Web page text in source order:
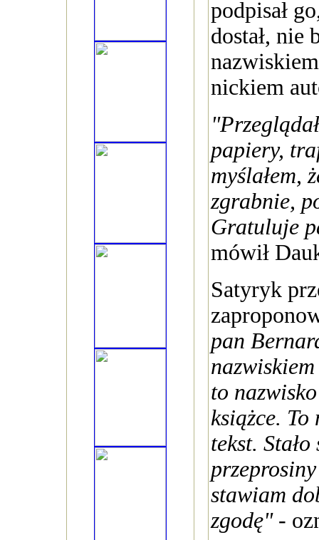
podpisał
dostał, nie
nickiem
papiery,
myślałem,
zgrabnie,
Gratuluje
mówił
Satyryk
pan
to
książce. To
tekst.
stawiam
zgodę" -